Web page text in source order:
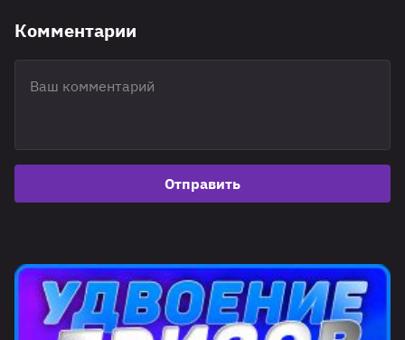
Комментарии
Отправить